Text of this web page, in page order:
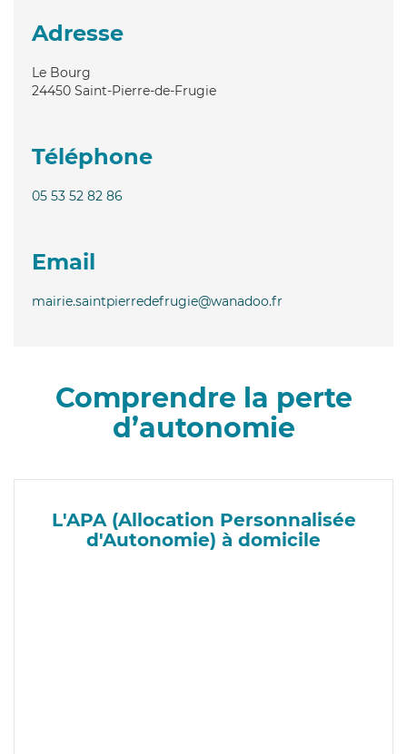
Adresse
Le Bourg
24450 Saint-Pierre-de-Frugie
Téléphone
05 53 52 82 86
Email
mairie.saintpierredefrugie@wanadoo.fr
Comprendre la perte
d’autonomie
L'APA (Allocation Personnalisée
d'Autonomie) à domicile